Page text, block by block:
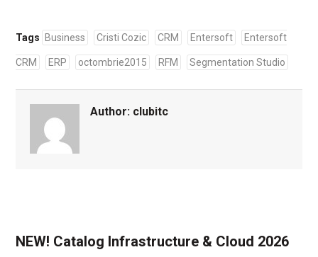
Tags Business Cristi Cozic CRM Entersoft Entersoft
CRM ERP octombrie2015 RFM Segmentation Studio
Author: clubitc
NEW! Catalog Infrastructure & Cloud 2026